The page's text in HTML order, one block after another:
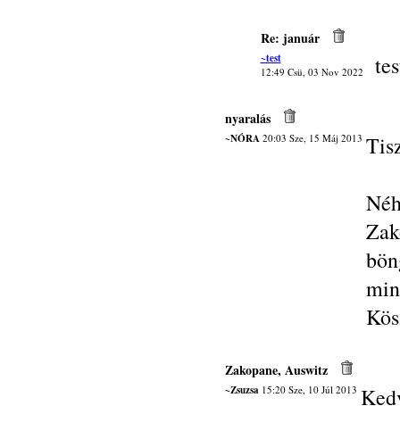
Re: január
~test
12:49 Csü, 03 Nov 2022
nyaralás
~NÓRA20:03 Sze, 15 Máj 2013
Zakopane, Auswitz
~Zsuzsa15:20 Sze, 10 Júl 2013